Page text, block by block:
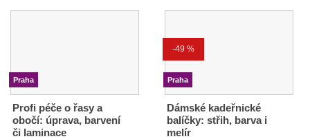
Praha
Profi péče o řasy a
obočí: úprava, barvení
či laminace
-49 %
Praha
Dámské kadeřnické
balíčky: střih, barva i
melír